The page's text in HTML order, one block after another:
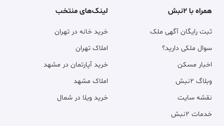
همراه با ۲نبش
ثبت رایگان آگهی ملک
سوال ملکی دارید؟
اخبار مسکن
وبلاگ ۲نبش
نقشه سایت
خدمات ۲نبش
لینک‌های منتخب
خرید خانه در تهران
املاک تهران
خرید آپارتمان در مشهد
املاک مشهد
خرید ویلا در شمال